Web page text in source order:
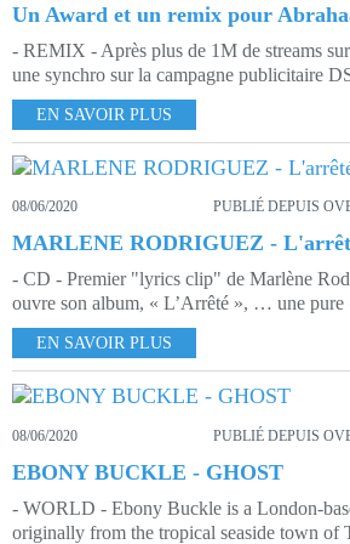
Un Award et un remix pour
- REMIX - Après plus de 1M de streams
une synchro sur la campagne publicitaire
EN SAVOIR PLUS
08/06/2020 PUBLIÉ DEPUIS
MARLENE RODRIGUEZ -
- CD - Premier "lyrics clip" de Marlène
ouvre son album, « L’Arrêté », … une pure
EN SAVOIR PLUS
08/06/2020 PUBLIÉ DEPUIS
EBONY BUCKLE - GHOST
- WORLD - Ebony Buckle is a London-
originally from the tropical seaside town of